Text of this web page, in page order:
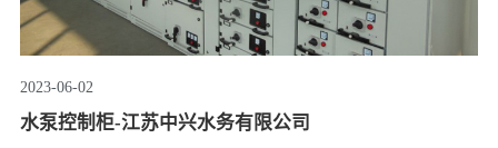
2023-06-02
水泵控制柜-江苏中兴水务有限公司